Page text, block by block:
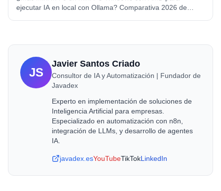
ejecutar IA en local con Ollama? Comparativa 2026 de
JS
Javier Santos Criado
Consultor de IA y Automatización | Fundador de
Javadex
Experto en implementación de soluciones de
Inteligencia Artificial para empresas.
Especializado en automatización con n8n,
integración de LLMs, y desarrollo de agentes
IA.
javadex.esYouTubeTikTokLinkedIn